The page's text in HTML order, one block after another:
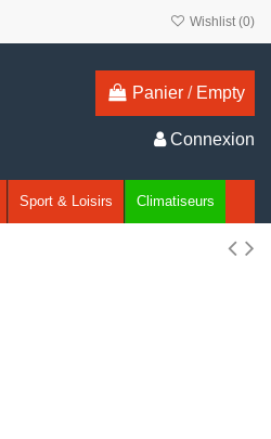
Wishlist (0)
Panier / Empty
Connexion
Sport & Loisirs Climatiseurs